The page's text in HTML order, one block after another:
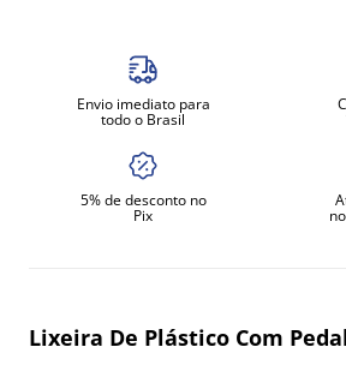
Envio imediato para
todo o Brasil
5% de desconto no
Pix
Lixeira De Plástico Com
amassadeira